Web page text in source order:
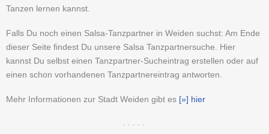
Tanzen lernen kannst.
Falls Du noch einen Salsa-Tanzpartner in Weiden suchst: Am Ende
dieser Seite findest Du unsere Salsa Tanzpartnersuche. Hier
kannst Du selbst einen Tanzpartner-Sucheintrag erstellen oder auf
einen schon vorhandenen Tanzpartnereintrag antworten.
Mehr Informationen zur Stadt Weiden gibt es [»] hier